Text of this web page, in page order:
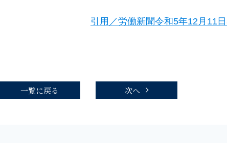
引用／労働新聞令和5年12月11
一覧に戻る 次へ